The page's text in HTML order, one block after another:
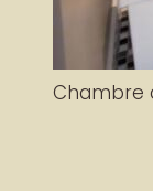
Chambre